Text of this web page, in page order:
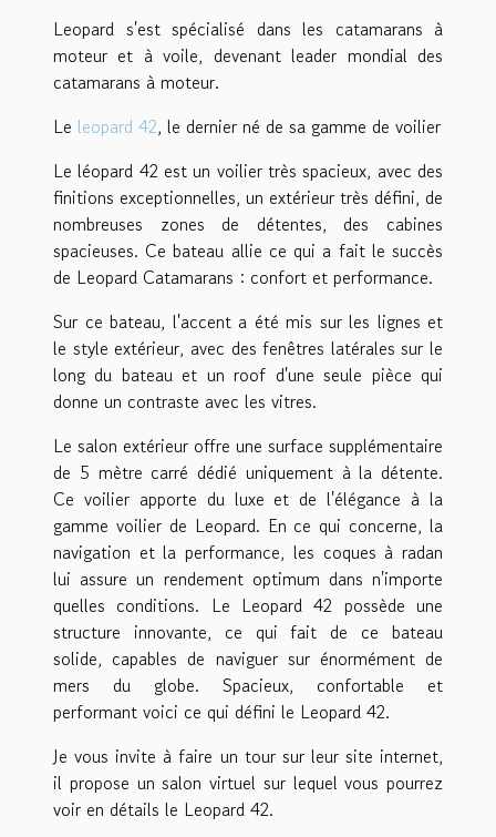
Leopard s'est spécialisé dans les catamarans à
moteur et à voile, devenant leader mondial des
catamarans à moteur.
Le leopard 42, le dernier né de sa gamme de voilier
Le léopard 42 est un voilier très spacieux, avec des
finitions exceptionnelles, un extérieur très défini, de
nombreuses zones de détentes, des cabines
spacieuses. Ce bateau allie ce qui a fait le succès
de Leopard Catamarans : confort et performance.
Sur ce bateau, l'accent a été mis sur les lignes et
le style extérieur, avec des fenêtres latérales sur le
long du bateau et un roof d'une seule pièce qui
donne un contraste avec les vitres.
Le salon extérieur offre une surface supplémentaire
de 5 mètre carré dédié uniquement à la détente.
Ce voilier apporte du luxe et de l'élégance à la
gamme voilier de Leopard. En ce qui concerne, la
navigation et la performance, les coques à radan
lui assure un rendement optimum dans n'importe
quelles conditions. Le Leopard 42 possède une
structure innovante, ce qui fait de ce bateau
solide, capables de naviguer sur énormément de
mers du globe. Spacieux, confortable et
performant voici ce qui défini le Leopard 42.
Je vous invite à faire un tour sur leur site internet,
il propose un salon virtuel sur lequel vous pourrez
voir en détails le Leopard 42.